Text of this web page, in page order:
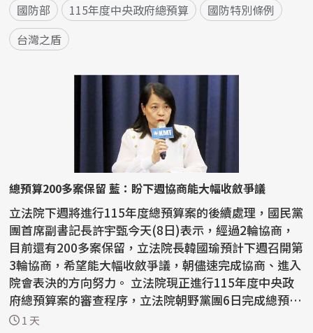
國防部 115年度中央政府總預算
國防特別條例
台灣之盾
總預算200多案保留 藍：盼下週協商能大幅收斂爭議
立法院下週將進行115年度總預算案的後續處理，國民黨
團首席副書記長許宇甄今天(8日)表示，經過2輪協商，
目前還有200多案保留，立法院長韓國瑜預計下週召開第
3輪協商，希望能大幅收斂爭議，朝儘速完成協商、進入
院會表決的方向努力。 立法院現正進行115年度中央政
府總預算案的審查程序，立法院朝野黨團6日完成總預算
案...1 天